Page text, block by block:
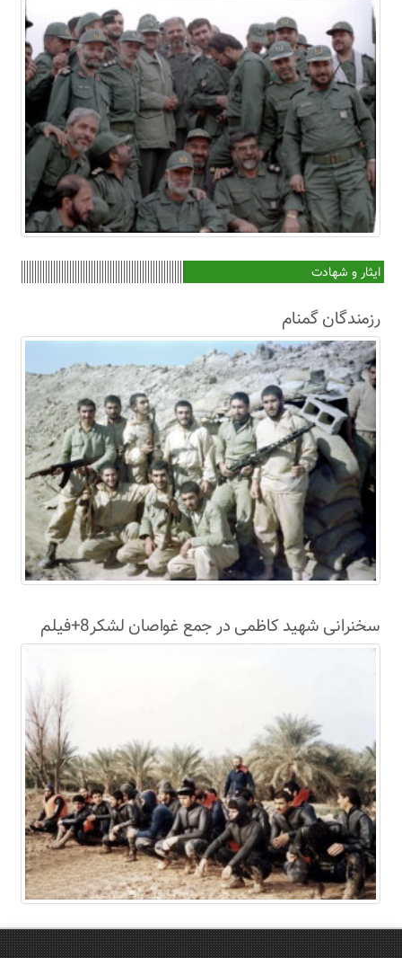
ایثار و شهادت
رزمندگان گمنام
سخنرانی شهید کاظمی در جمع غواصان لشکر8+فیلم